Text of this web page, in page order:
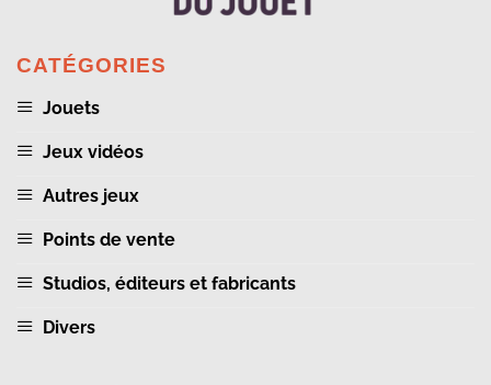
CATÉGORIES
Jouets
Jeux vidéos
Autres jeux
Points de vente
Studios, éditeurs et fabricants
Divers